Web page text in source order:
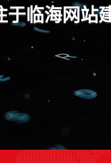
应式网站架